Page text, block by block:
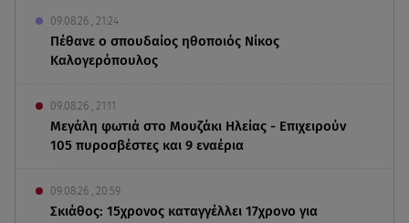
09.08.26 , 21:24
Πέθανε ο σπουδαίος ηθοποιός Νίκος
Καλογερόπουλος
09.08.26 , 21:11
Μεγάλη φωτιά στο Μουζάκι Ηλείας - Επιχειρούν
105 πυροσβέστες και 9 εναέρια
09.08.26 , 20:59
Σκιάθος: 15χρονος καταγγέλλει 17χρονο για